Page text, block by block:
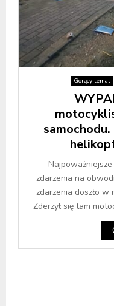
Gorący temat
zdarzenia na
zdarzenia doszło
Zderzył się tam